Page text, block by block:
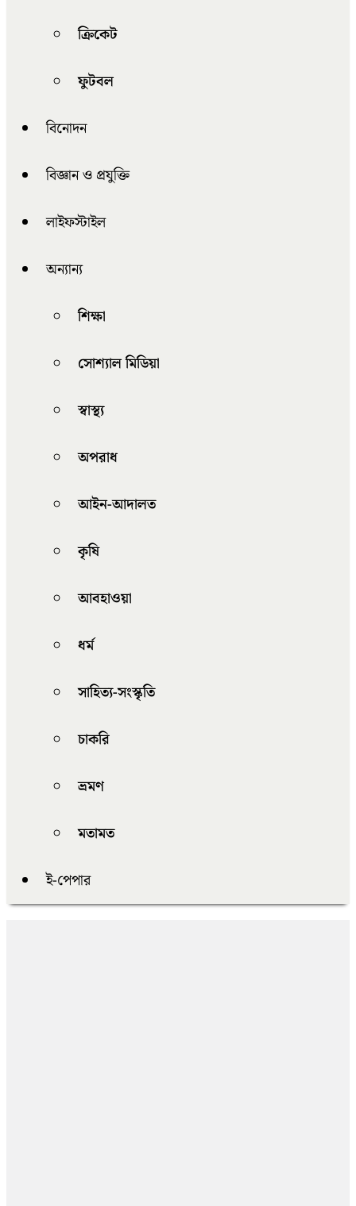
ক্রিকেট
ফুটবল
বিনোদন
বিজ্ঞান ও প্রযুক্তি
লাইফস্টাইল
অন্যান্য
শিক্ষা
সোশ্যাল মিডিয়া
স্বাস্থ্য
অপরাধ
আইন-আদালত
কৃষি
আবহাওয়া
ধর্ম
সাহিত্য-সংস্কৃতি
চাকরি
ভ্রমণ
মতামত
ই-পেপার